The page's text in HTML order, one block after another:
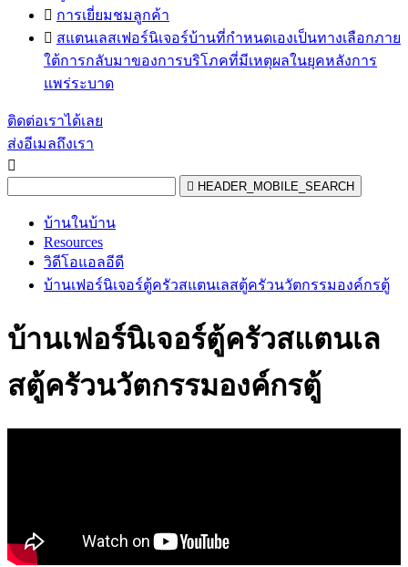
 การเยี่ยมชมลูกค้า
 สแตนเลสเฟอร์นิเจอร์บ้านที่กำหนดเองเป็นทางเลือกภาย
ใต้การกลับมาของการบริโภคที่มีเหตุผลในยุคหลังการ
แพร่ระบาด
ติดต่อเราได้เลย
ส่งอีเมลถึงเรา

 HEADER_MOBILE_SEARCH
บ้านในบ้าน
Resources
วิดีโอแอลอีดี
บ้านเฟอร์นิเจอร์ตู้ครัวสแตนเลสตู้ครัวนวัตกรรมองค์กรตู้
บ้านเฟอร์นิเจอร์ตู้ครัวสแตนเล
สตู้ครัวนวัตกรรมองค์กรตู้